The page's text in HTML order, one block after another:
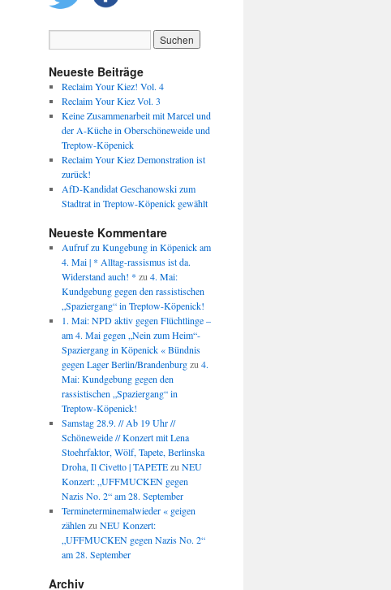
Neueste Beiträge
Reclaim Your Kiez! Vol. 4
Reclaim Your Kiez Vol. 3
Keine Zusammenarbeit mit Marcel und
der A-Küche in Oberschöneweide und
Treptow-Köpenick
Reclaim Your Kiez Demonstration ist
zurück!
AfD-Kandidat Geschanowski zum
Stadtrat in Treptow-Köpenick gewählt
Neueste Kommentare
Aufruf zu Kungebung in Köpenick am
4. Mai | * Alltag-rassismus ist da.
Widerstand auch! * zu 4. Mai:
Kundgebung gegen den rassistischen
„Spaziergang“ in Treptow-Köpenick!
1. Mai: NPD aktiv gegen Flüchtlinge –
am 4. Mai gegen „Nein zum Heim“-
Spaziergang in Köpenick « Bündnis
gegen Lager Berlin/Brandenburgzu 4.
Mai: Kundgebung gegen den
rassistischen „Spaziergang“ in
Treptow-Köpenick!
Samstag 28.9. // Ab 19 Uhr //
Schöneweide // Konzert mit Lena
Stoehrfaktor, Wölf, Tapete, Berlinska
Droha, Il Civetto | TAPETEzu NEU
Konzert: „UFFMUCKEN gegen
Nazis No. 2“ am 28. September
Termineterminemalwieder « geigen
zählen zu NEU Konzert:
„UFFMUCKEN gegen Nazis No. 2“
am 28. September
Archiv